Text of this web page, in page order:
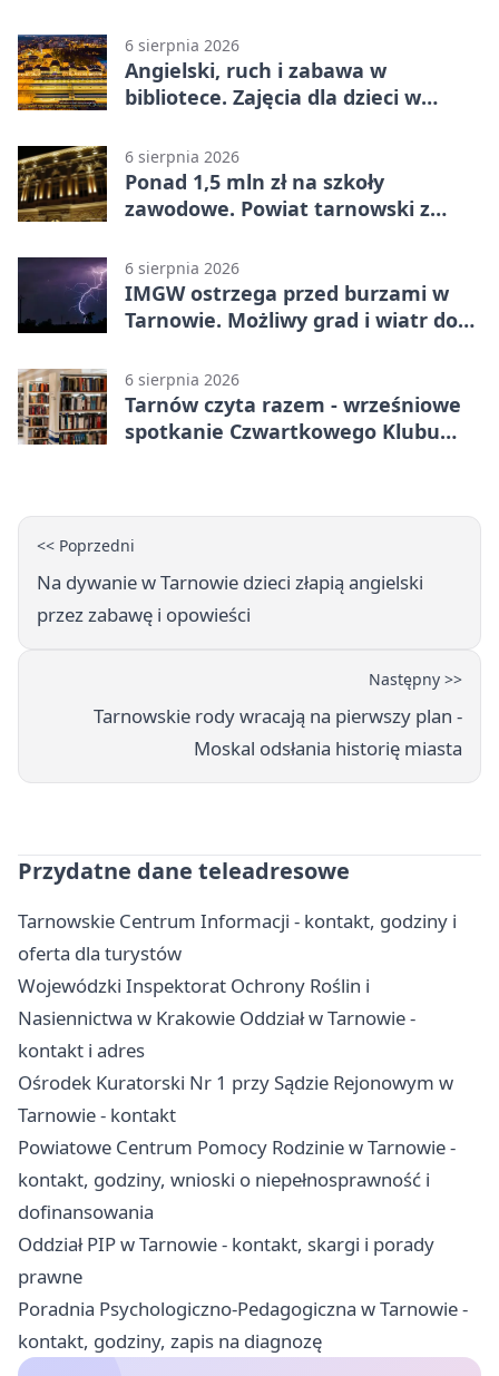
6 sierpnia 2026
Angielski, ruch i zabawa w
bibliotece. Zajęcia dla dzieci w
6 sierpnia 2026
Ponad 1,5 mln zł na szkoły
zawodowe. Powiat tarnowski z
6 sierpnia 2026
IMGW ostrzega przed burzami w
Tarnowie. Możliwy grad i wiatr do
6 sierpnia 2026
Tarnów czyta razem - wrześniowe
spotkanie Czwartkowego Klubu
<< Poprzedni
Na dywanie w Tarnowie dzieci złapią angielski
przez zabawę i opowieści
Następny >>
Tarnowskie rody wracają na pierwszy plan -
Moskal odsłania historię miasta
Przydatne dane teleadresowe
Tarnowskie Centrum Informacji - kontakt, godziny i
oferta dla turystów
Wojewódzki Inspektorat Ochrony Roślin i
Nasiennictwa w Krakowie Oddział w Tarnowie -
kontakt i adres
Ośrodek Kuratorski Nr 1 przy Sądzie Rejonowym w
Tarnowie - kontakt
Powiatowe Centrum Pomocy Rodzinie w Tarnowie -
kontakt, godziny, wnioski o niepełnosprawność i
dofinansowania
Oddział PIP w Tarnowie - kontakt, skargi i porady
prawne
Poradnia Psychologiczno-Pedagogiczna w Tarnowie -
kontakt, godziny, zapis na diagnozę